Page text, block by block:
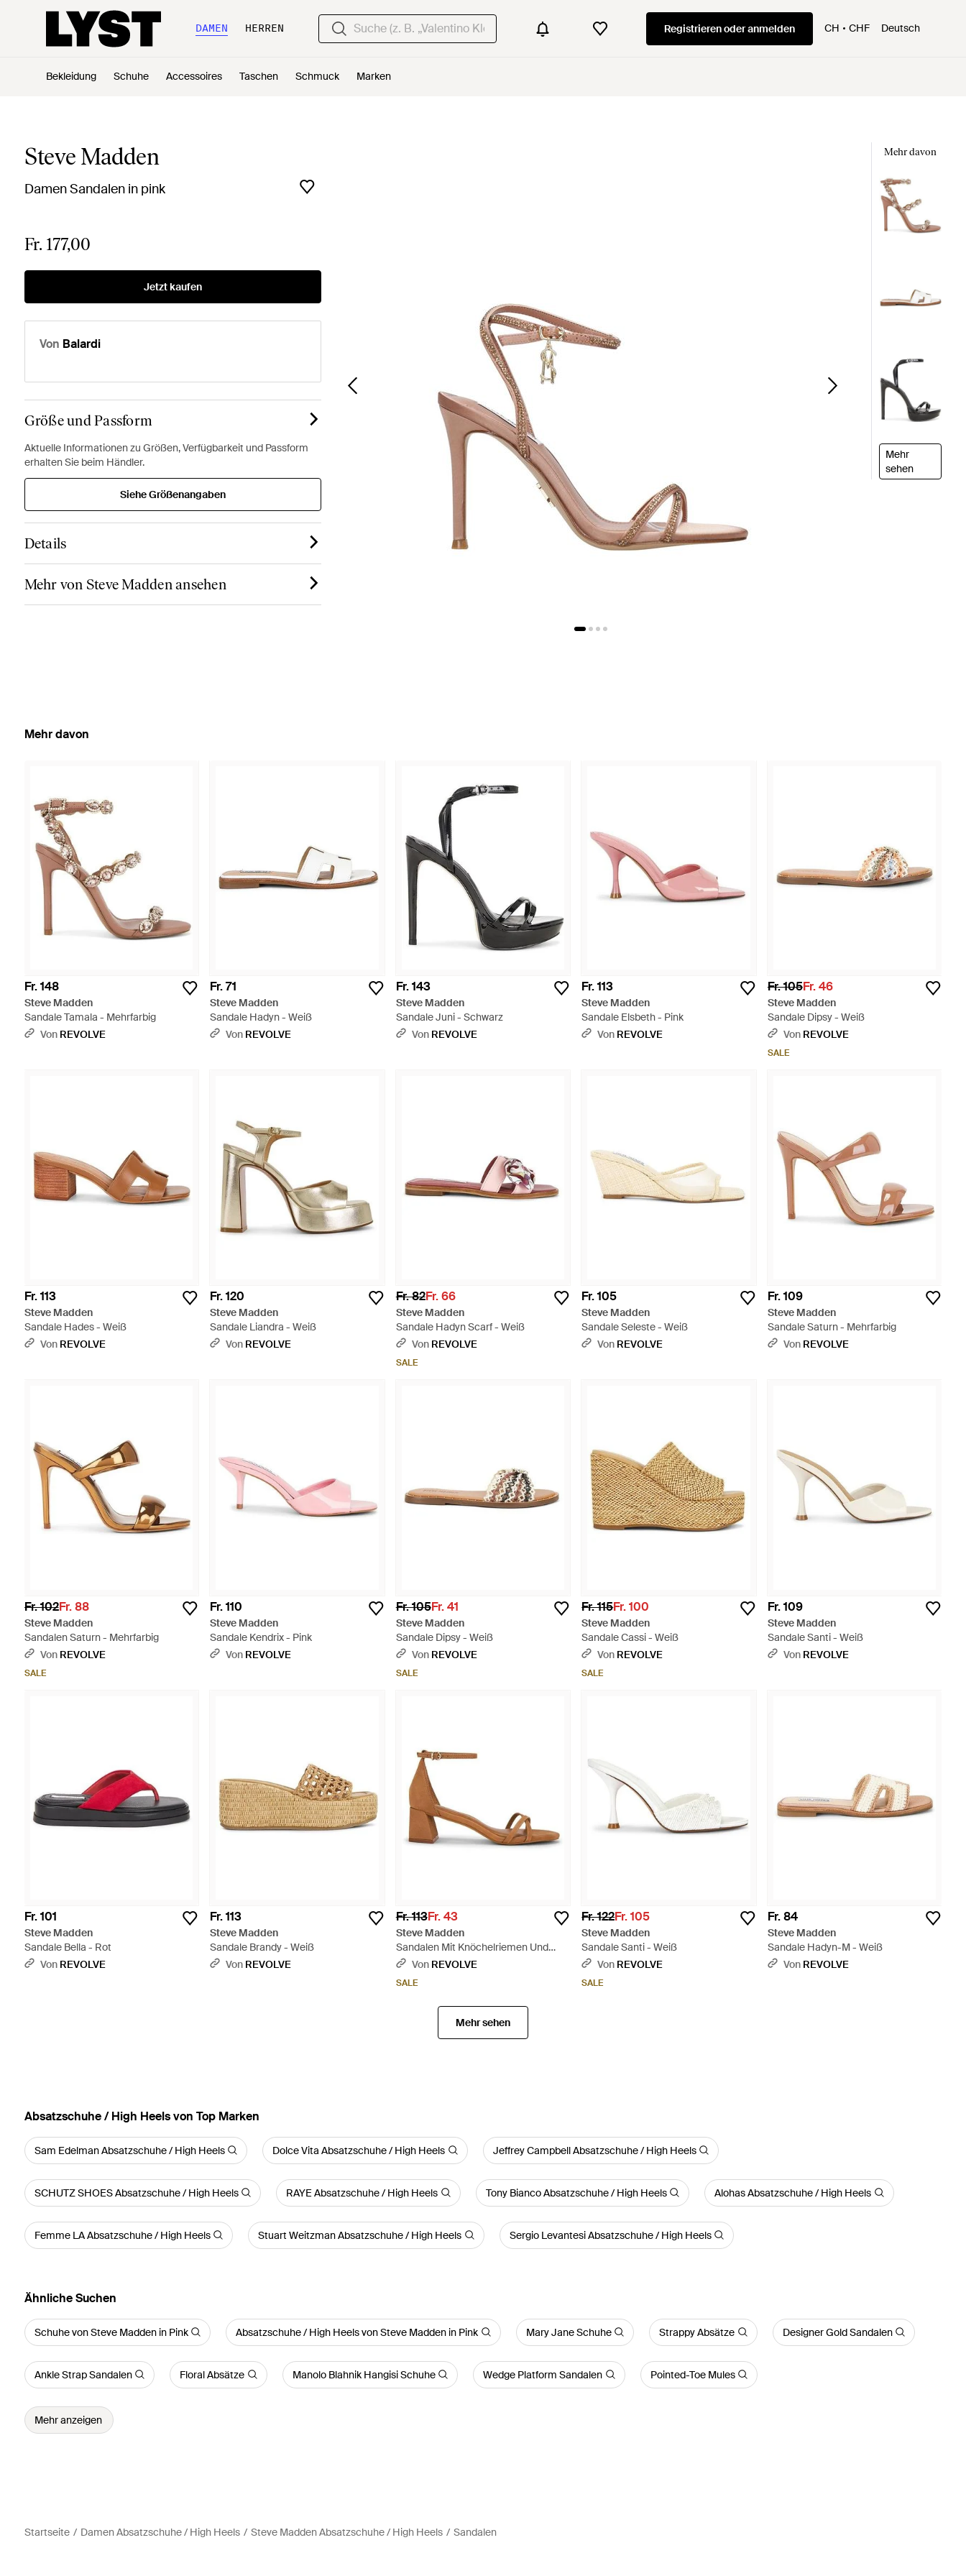
DAMEN HERREN Registrieren oder anmelden CH CHF Deutsch
Bekleidung Schuhe Accessoires Taschen Schmuck Marken
Steve Madden
Damen Sandalen in pink
Fr. 177,00
Jetzt kaufen
Von Balardi
Größe und Passform
Aktuelle Informationen zu Größen, Verfügbarkeit und Passform
erhalten Sie beim Händler.
Siehe Größenangaben
Details
Mehr von Steve Madden ansehen
Mehr davon
Mehr
sehen
Mehr davon
Fr. 148
Steve Madden
Sandale Tamala - Mehrfarbig
Von REVOLVE
Fr. 71
Steve Madden
Sandale Hadyn - Weiß
Von REVOLVE
Fr. 143
Steve Madden
Sandale Juni - Schwarz
Von REVOLVE
Fr. 113
Steve Madden
Sandale Elsbeth - Pink
Von REVOLVE
Fr. 105Fr. 46
Steve Madden
Sandale Dipsy - Weiß
Von REVOLVE
SALE
Fr. 113
Steve Madden
Sandale Hades - Weiß
Von REVOLVE
Fr. 120
Steve Madden
Sandale Liandra - Weiß
Von REVOLVE
Fr. 82Fr. 66
Steve Madden
Sandale Hadyn Scarf - Weiß
Von REVOLVE
SALE
Fr. 105
Steve Madden
Sandale Seleste - Weiß
Von REVOLVE
Fr. 109
Steve Madden
Sandale Saturn - Mehrfarbig
Von REVOLVE
Fr. 102Fr. 88
Steve Madden
Sandalen Saturn - Mehrfarbig
Von REVOLVE
SALE
Fr. 110
Steve Madden
Sandale Kendrix - Pink
Von REVOLVE
Fr. 105Fr. 41
Steve Madden
Sandale Dipsy - Weiß
Von REVOLVE
SALE
Fr. 115Fr. 100
Steve Madden
Sandale Cassi - Weiß
Von REVOLVE
SALE
Fr. 109
Steve Madden
Sandale Santi - Weiß
Von REVOLVE
Fr. 101
Steve Madden
Sandale Bella - Rot
Von REVOLVE
Fr. 113
Steve Madden
Sandale Brandy - Weiß
Von REVOLVE
Fr. 113Fr. 43
Steve Madden
Sandalen Mit Knöchelriemen Und
Absatz Rae - Mehrfarbig
Von REVOLVE
SALE
Fr. 122Fr. 105
Steve Madden
Sandale Santi - Weiß
Von REVOLVE
SALE
Fr. 84
Steve Madden
Sandale Hadyn-M - Weiß
Von REVOLVE
Mehr sehen
Absatzschuhe / High Heels von Top Marken
Sam Edelman Absatzschuhe / High Heels Dolce Vita Absatzschuhe / High Heels Jeffrey Campbell Absatzschuhe / High Heels
SCHUTZ SHOES Absatzschuhe / High Heels RAYE Absatzschuhe / High Heels Tony Bianco Absatzschuhe / High Heels Alohas Absatzschuhe / High Heels
Femme LA Absatzschuhe / High Heels Stuart Weitzman Absatzschuhe / High Heels Sergio Levantesi Absatzschuhe / High Heels
Ähnliche Suchen
Schuhe von Steve Madden in Pink Absatzschuhe / High Heels von Steve Madden in Pink Mary Jane Schuhe Strappy Absätze Designer Gold Sandalen
Ankle Strap Sandalen Floral Absätze Manolo Blahnik Hangisi Schuhe Wedge Platform Sandalen Pointed-Toe Mules
Mehr anzeigen
Startseite Damen Absatzschuhe / High Heels Steve Madden Absatzschuhe / High Heels Sandalen